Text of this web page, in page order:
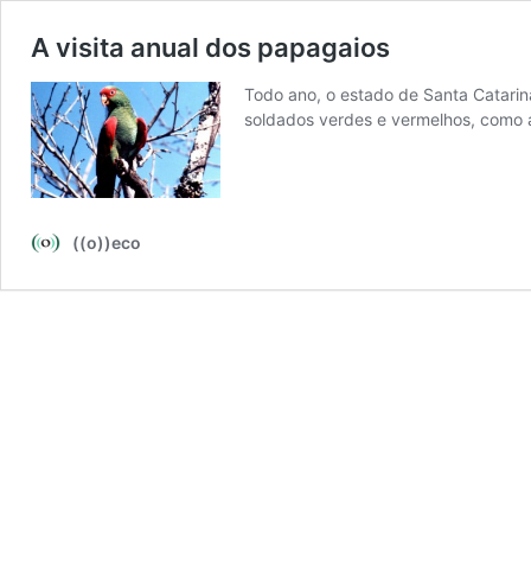
A visita anual dos papagaios
Todo ano, o estado de Santa
soldados verdes e vermelhos,
((o))eco